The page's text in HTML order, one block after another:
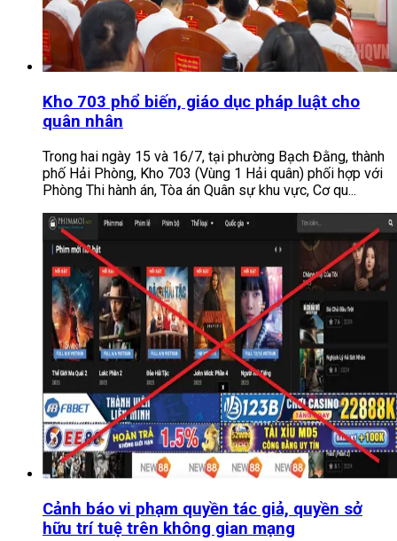
Kho 703 phổ biến, giáo dục pháp luật cho
quân nhân
Trong hai ngày 15 và 16/7, tại phường Bạch Đằng, thành
phố Hải Phòng, Kho 703 (Vùng 1 Hải quân) phối hợp với
Phòng Thi hành án, Tòa án Quân sự khu vực, Cơ qu...
Cảnh báo vi phạm quyền tác giả, quyền sở
hữu trí tuệ trên không gian mạng